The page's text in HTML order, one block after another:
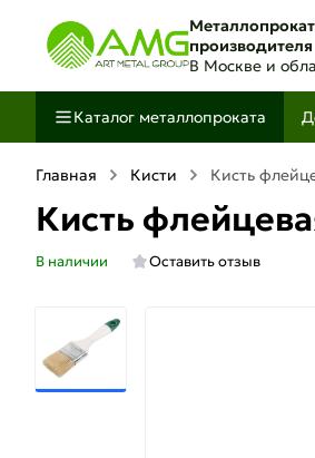
производителя
В Москве и
Каталог металлопроката
Главная Кисти Кисть
Кисть
В наличии Оставить отзыв